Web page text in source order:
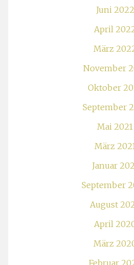
Juni 2022
April
März
November
Oktober
September
Mai 2021
März
Januar
September
August
April
März
Februar